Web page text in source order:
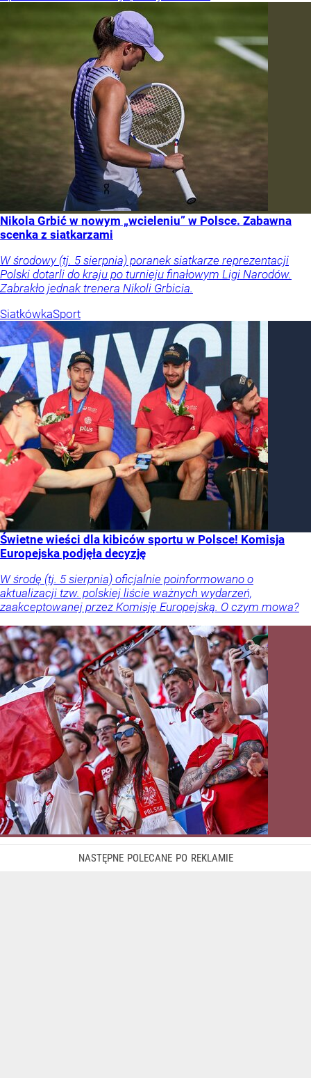
Nikola Grbić w nowym „wcieleniu” w Polsce. Zabawna
scenka z siatkarzami
W środowy (tj. 5 sierpnia) poranek siatkarze reprezentacji
Polski dotarli do kraju po turnieju finałowym Ligi Narodów.
Zabrakło jednak trenera Nikoli Grbicia.
SiatkówkaSport
Świetne wieści dla kibiców sportu w Polsce! Komisja
Europejska podjęła decyzję
W środę (tj. 5 sierpnia) oficjalnie poinformowano o
aktualizacji tzw. polskiej liście ważnych wydarzeń,
zaakceptowanej przez Komisję Europejską. O czym mowa?